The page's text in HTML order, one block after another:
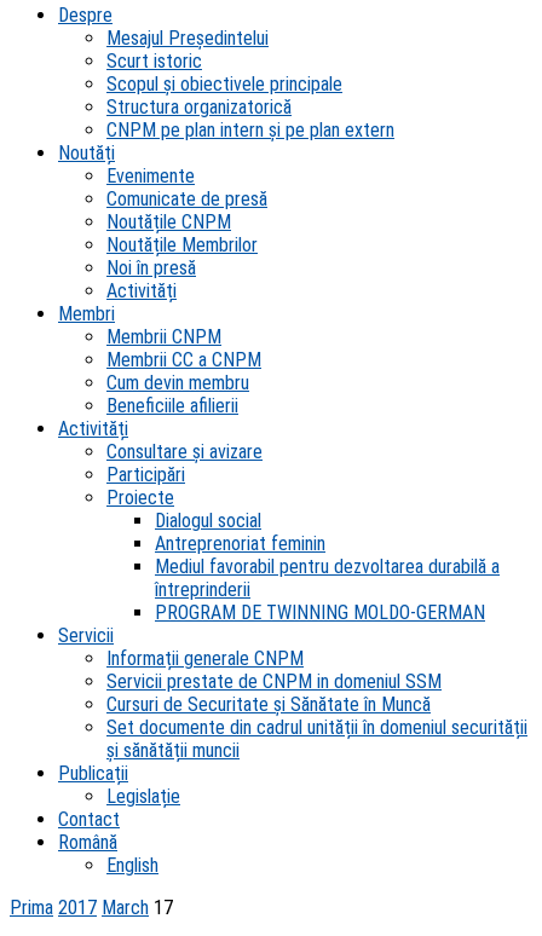
Despre
Mesajul Președintelui
Scurt istoric
Scopul şi obiectivele principale
Structura organizatorică
CNPM pe plan intern şi pe plan extern
Noutăți
Evenimente
Comunicate de presă
Noutățile CNPM
Noutățile Membrilor
Noi în presă
Activități
Membri
Membrii CNPM
Membrii CC a CNPM
Cum devin membru
Beneficiile afilierii
Activități
Consultare și avizare
Participări
Proiecte
Dialogul social
Antreprenoriat feminin
Mediul favorabil pentru dezvoltarea durabilă a
întreprinderii
PROGRAM DE TWINNING MOLDO-GERMAN
Servicii
Informații generale CNPM
Servicii prestate de CNPM in domeniul SSM
Cursuri de Securitate și Sănătate în Muncă
Set documente din cadrul unității în domeniul securității
și sănătății muncii
Publicații
Legislație
Contact
Română
English
Prima 2017 March 17